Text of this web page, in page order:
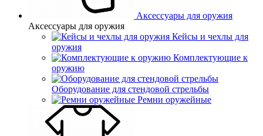
Аксессуары для оружия
Аксессуары для оружия
Кейсы и чехлы для
оружия
Комплектующие к
оружию
Оборудование для стендовой стрельбы
Ремни оружейные